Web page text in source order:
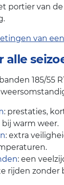
portier van
van
alle
185/55
: prestaties,
warm weer.
: extra
: een
rijden zonder